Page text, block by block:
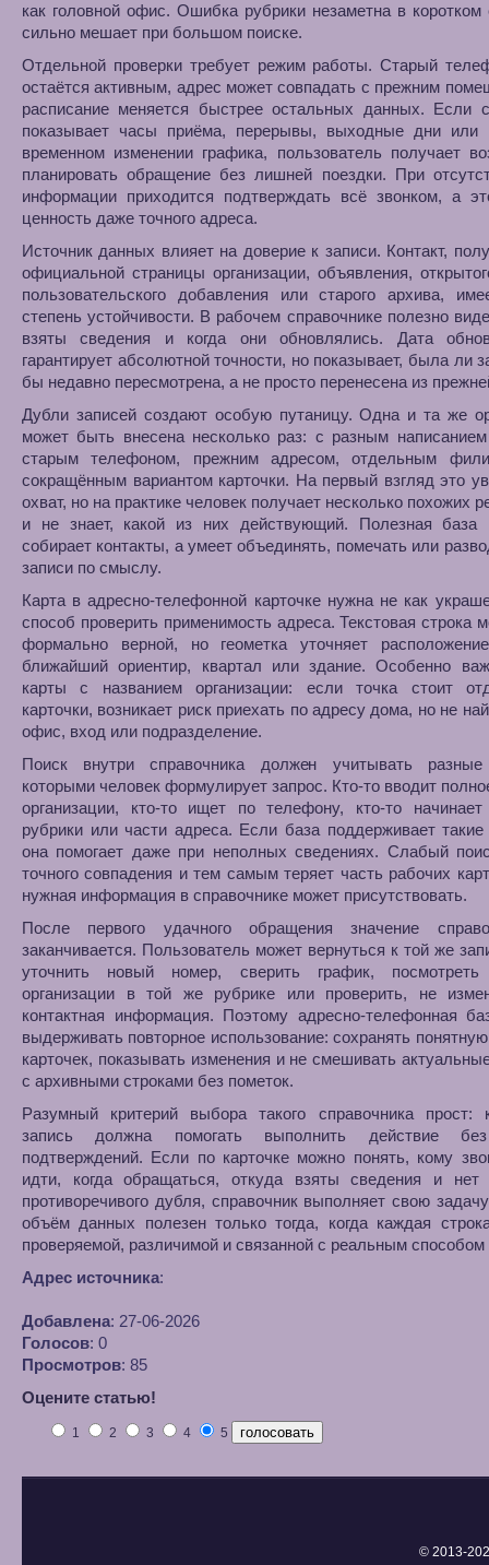
как головной офис. Ошибка рубрики незаметна в коротком
сильно мешает при большом поиске.
Отдельной проверки требует режим работы. Старый
остаётся активным, адрес может совпадать с прежним
расписание меняется быстрее остальных данных. Если
показывает часы приёма, перерывы, выходные дни или
временном изменении графика, пользователь получает
планировать обращение без лишней поездки. При
информации приходится подтверждать всё звонком, а
ценность даже точного адреса.
Источник данных влияет на доверие к записи. Контакт,
официальной страницы организации, объявления,
пользовательского добавления или старого архива,
степень устойчивости. В рабочем справочнике полезно
взяты сведения и когда они обновлялись. Дата
гарантирует абсолютной точности, но показывает, была ли
бы недавно пересмотрена, а не просто перенесена из
Дубли записей создают особую путаницу. Одна и та же
может быть внесена несколько раз: с разным написанием
старым телефоном, прежним адресом, отдельным
сокращённым вариантом карточки. На первый взгляд это
охват, но на практике человек получает несколько похожих
и не знает, какой из них действующий. Полезная база
собирает контакты, а умеет объединять, помечать или
записи по смыслу.
Карта в адресно-телефонной карточке нужна не как
способ проверить применимость адреса. Текстовая строка
формально верной, но геометка уточняет
ближайший ориентир, квартал или здание. Особенно
карты с названием организации: если точка стоит
карточки, возникает риск приехать по адресу дома, но не
офис, вход или подразделение.
Поиск внутри справочника должен учитывать
которыми человек формулирует запрос. Кто-то вводит
организации, кто-то ищет по телефону, кто-то
рубрики или части адреса. Если база поддерживает
она помогает даже при неполных сведениях. Слабый
точного совпадения и тем самым теряет часть рабочих
нужная информация в справочнике может присутствовать.
После первого удачного обращения значение
заканчивается. Пользователь может вернуться к той же
уточнить новый номер, сверить график, посмотреть
организации в той же рубрике или проверить, не
контактная информация. Поэтому адресно-телефонная
выдерживать повторное использование: сохранять понятную
карточек, показывать изменения и не смешивать
с архивными строками без пометок.
Разумный критерий выбора такого справочника прост:
запись должна помогать выполнить действие
подтверждений. Если по карточке можно понять, кому
идти, когда обращаться, откуда взяты сведения и
противоречивого дубля, справочник выполняет свою
объём данных полезен только тогда, когда каждая
проверяемой, различимой и связанной с реальным способом
Адрес источника:
Добавлена: 27-06-2026
Голосов: 0
Просмотров: 85
Оцените статью!
1 2 3 4 5
© 2013-